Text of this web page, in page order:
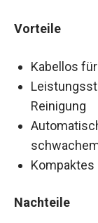
Vorteile
Kabellos
Reinigung
Kompaktes
Nachteile